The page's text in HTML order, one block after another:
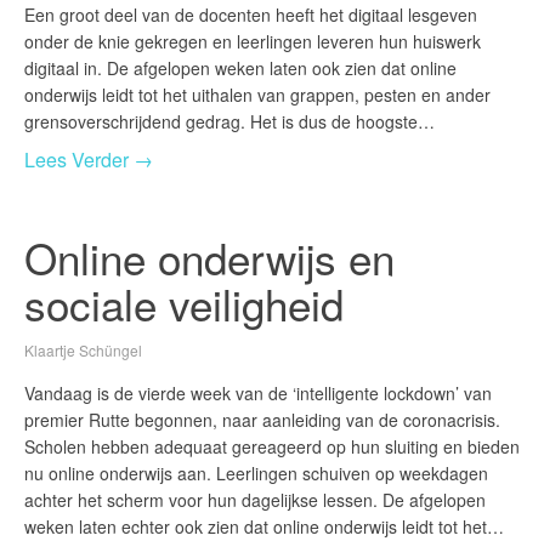
Een groot deel van de docenten heeft het digitaal lesgeven
onder de knie gekregen en leerlingen leveren hun huiswerk
digitaal in. De afgelopen weken laten ook zien dat online
onderwijs leidt tot het uithalen van grappen, pesten en ander
grensoverschrijdend gedrag. Het is dus de hoogste…
Lees Verder →
Online onderwijs en
sociale veiligheid
Klaartje Schüngel
Vandaag is de vierde week van de ‘intelligente lockdown’ van
premier Rutte begonnen, naar aanleiding van de coronacrisis.
Scholen hebben adequaat gereageerd op hun sluiting en bieden
nu online onderwijs aan. Leerlingen schuiven op weekdagen
achter het scherm voor hun dagelijkse lessen. De afgelopen
weken laten echter ook zien dat online onderwijs leidt tot het…